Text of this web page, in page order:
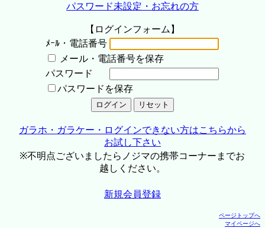
パスワード未設定・お忘れの方
【ログインフォーム】
ﾒｰﾙ・電話番号
メール・電話番号を保存
パスワード
パスワードを保存
ガラホ・ガラケー・ログインできない方はこちらから
お試し下さい
※不明点ございましたらノジマの携帯コーナーまでお
越しください。
新規会員登録
ページトップへ
マイページへ